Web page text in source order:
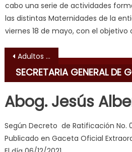
य
भ
indian
erotic
videos
pono
doido,
cabo una serie de actividades
las distintas Maternidades de la
viernes 18 de mayo, con el objetivo
Navegación de
Adultos Mayores de Puerto Cabello se sumaron a vacunacion masiva contra El Covid-19
SECRETARIA GENERAL DE
Abog. Jesús
Según Decreto de Ratificación No.
Publicado en Gaceta Oficial